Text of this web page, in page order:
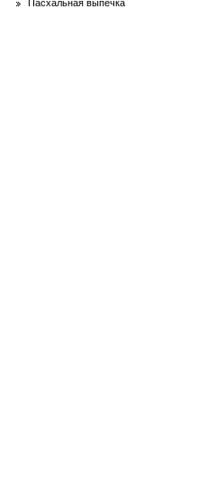
Пасхальная выпечка